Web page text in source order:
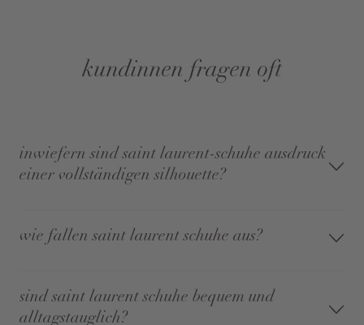
kundinnen fragen oft
inwiefern sind saint laurent-schuhe ausdruck
einer vollständigen silhouette?
wie fallen saint laurent schuhe aus?
sind saint laurent schuhe bequem und
alltagstauglich?